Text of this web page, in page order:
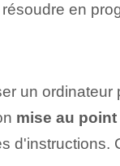
en
un
mise au